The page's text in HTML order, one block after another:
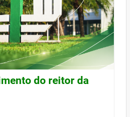
do reitor da